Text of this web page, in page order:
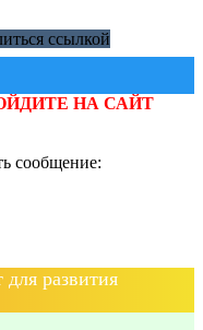
ссылкой
НА САЙТ
сообщение:
развития